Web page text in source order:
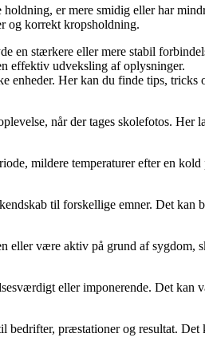
er mere smidig eller har
og korrekt kropsholdning.
en stærkere eller mere stabil
effektiv udveksling af oplysninger.
enheder. Her kan du finde tips,
når der tages skolefotos.
mildere temperaturer efter en
til forskellige emner. Det
være aktiv på grund af sygdom,
eller imponerende. Det kan
præstationer og resultat.